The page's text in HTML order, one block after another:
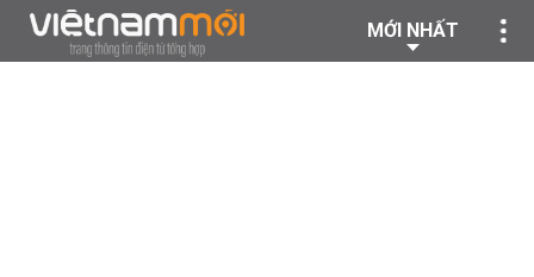
MỚI NHẤT